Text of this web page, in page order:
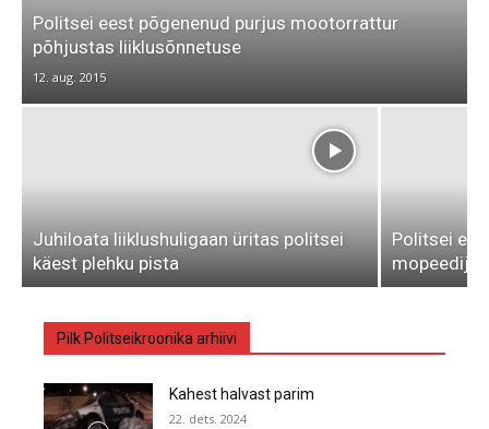
Politsei eest põgenenud purjus mootorrattur
põhjustas liiklusõnnetuse
12. aug. 2015
Juhiloata liiklushuligaan üritas politsei
käest plehku pista
Politsei
Pilk Politseikroonika arhiivi
Kahest halvast parim
22. dets. 2024